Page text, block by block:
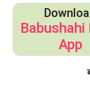
Babushahi
App